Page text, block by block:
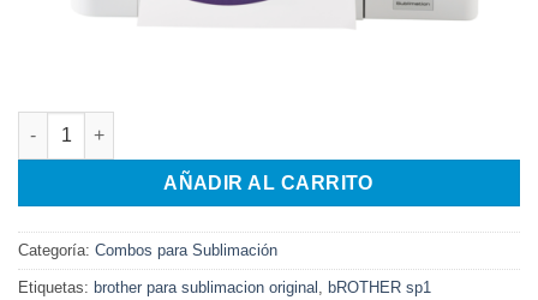
Impresora de sublimación Brother SP1 cantidad
AÑADIR AL CARRITO
Categoría: Combos para Sublimación
Etiquetas: brother para sublimacion original bROTHER sp1